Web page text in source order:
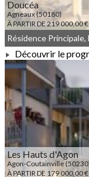
Doucéa
Agneaux (50180)
À PARTIR DE 219 000,00 €
À PARTIR DE
Résidence
Découvrir le
Les Hauts d'Agon
Agon-Coutainville
À PARTIR DE 179 000,00 €